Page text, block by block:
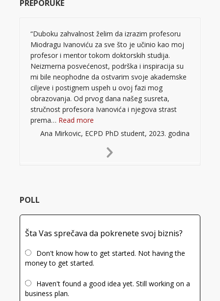
PREPORUKE
“Duboku zahvalnost želim da izrazim profesoru
Miodragu Ivanoviću za sve što je učinio kao moj
profesor i mentor tokom doktorskih studija.
Neizmerna posvećenost, podrška i inspiracija su
mi bile neophodne da ostvarim svoje akademske
ciljeve i postignem uspeh u ovoj fazi mog
obrazovanja. Od prvog dana našeg susreta,
stručnost profesora Ivanovića i njegova strast
prema… Read more
Ana Mirkovic, ECPD PhD student, 2023. godina
Next
POLL
Šta Vas sprečava da pokrenete svoj biznis?
Don't know how to get started. Not having the
money to get started.
Haven't found a good idea yet. Still working on a
business plan.